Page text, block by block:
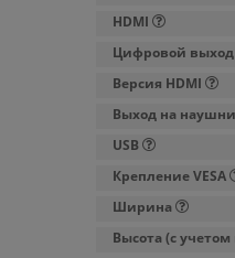
HDMI
Цифровой выход
Версия HDMI
Выход на
USB
Крепление VESA
Ширина
Высота (с